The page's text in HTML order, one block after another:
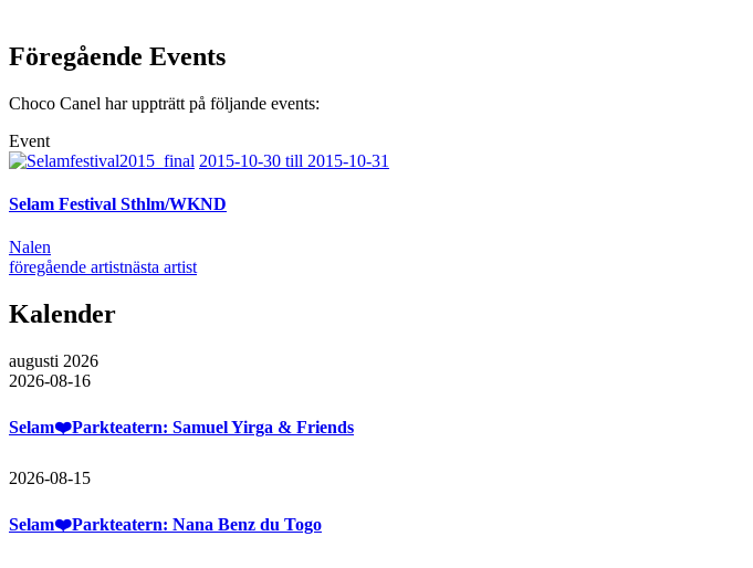
Föregående Events
Choco Canel har uppträtt på följande events:
Event
2015-10-30 till 2015-10-31
Selam Festival Sthlm/WKND
Nalen
föregående artistnästa artist
Kalender
augusti 2026
2026-08-16
Selam❤️Parkteatern: Samuel Yirga & Friends
2026-08-15
Selam❤️Parkteatern: Nana Benz du Togo